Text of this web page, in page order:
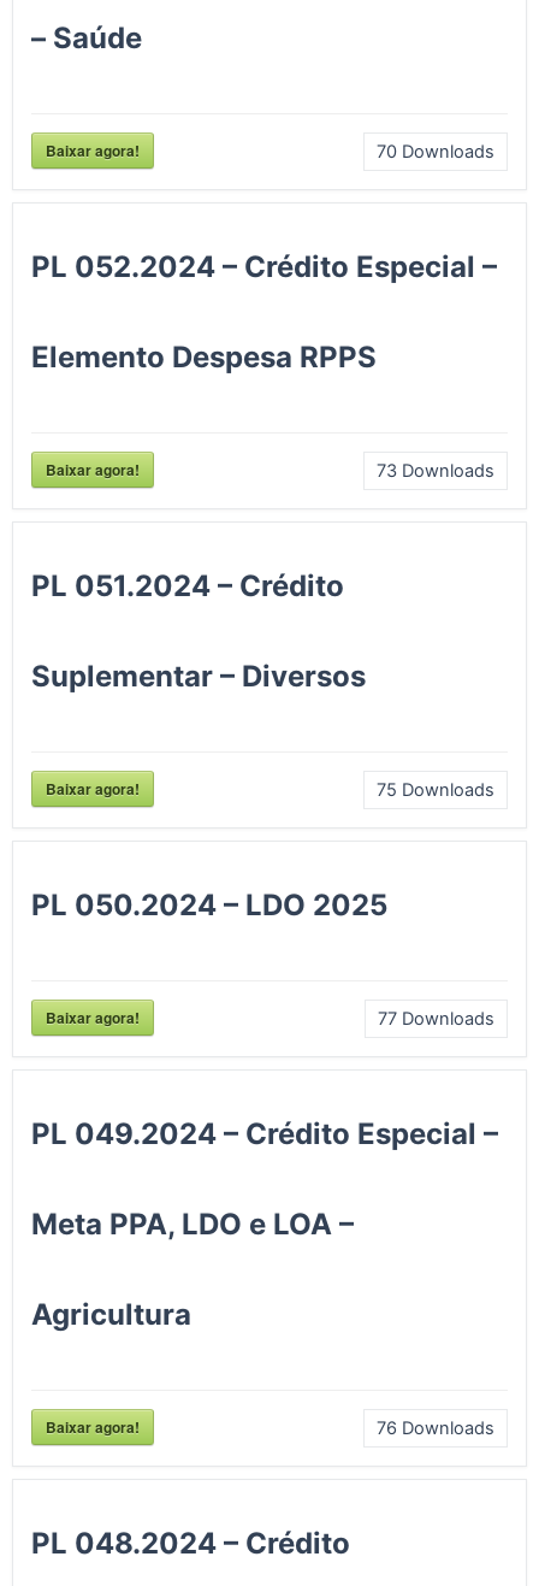
– Saúde
Baixar agora! 70 Downloads
PL 052.2024 – Crédito Especial –
Elemento Despesa RPPS
Baixar agora! 73 Downloads
PL 051.2024 – Crédito
Suplementar – Diversos
Baixar agora! 75 Downloads
PL 050.2024 – LDO 2025
Baixar agora! 77 Downloads
PL 049.2024 – Crédito Especial –
Meta PPA, LDO e LOA –
Agricultura
Baixar agora! 76 Downloads
PL 048.2024 – Crédito